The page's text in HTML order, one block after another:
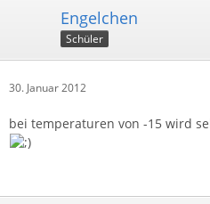
Engelchen
Schüler
30. Januar 2012
bei temperaturen von -15 wird